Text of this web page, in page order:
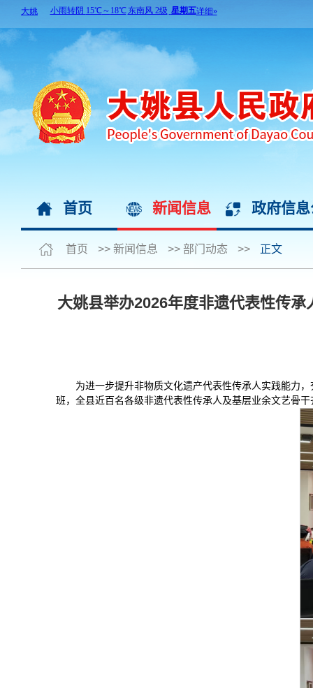
首页 新闻信息 政府信
首页 >> 新闻信息 >> 部门动态 >> 正文
大姚县举办2026年度非遗代表性传
为进一步提升非物质文化遗产代表性传承人实践能力
班，全县近百名各级非遗代表性传承人及基层业余文艺骨干